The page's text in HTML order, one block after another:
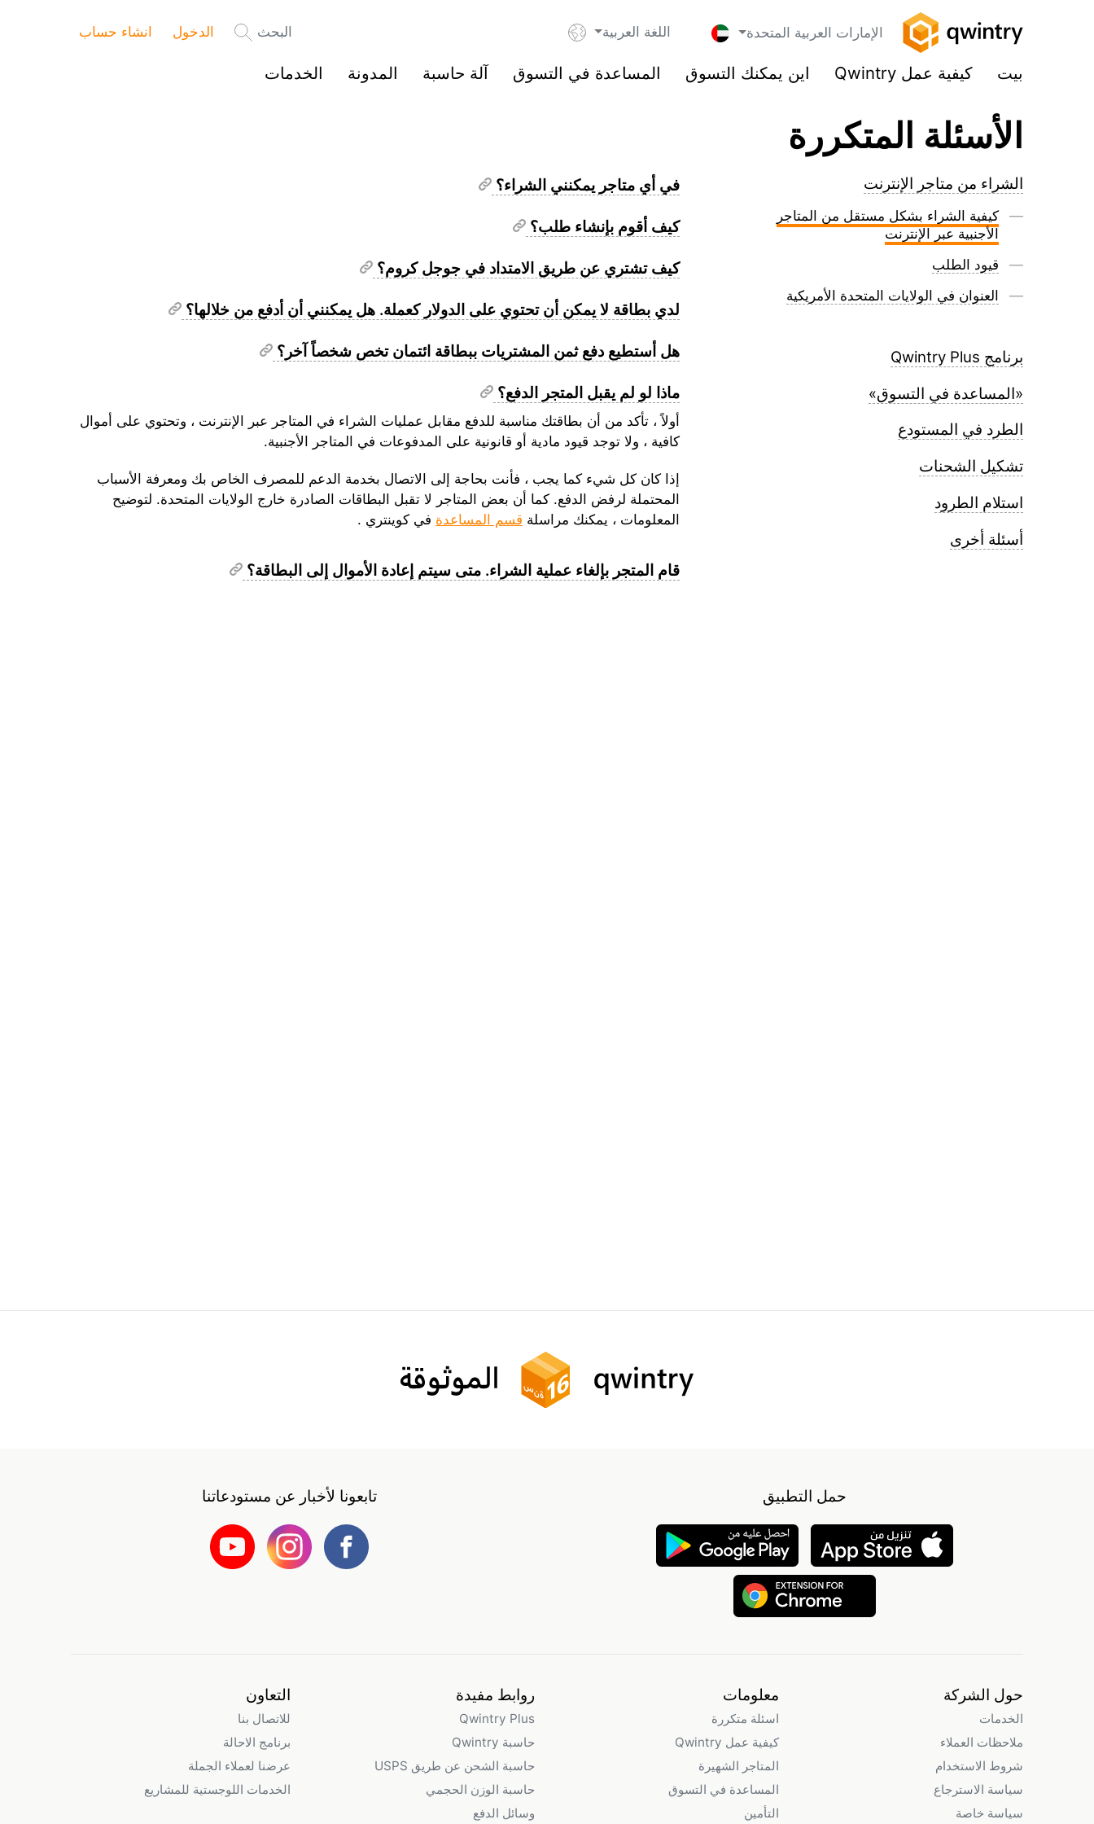
الإمارات العربية المتحدة اللغة العربية البحث الدخول انشاء حساب
بيت كيفية عمل Qwintry اين يمكنك التسوق المساعدة في التسوق آلة حاسبة المدونة الخدمات
الأسئلة المتكررة
الشراء من متاجر الإنترنت
كيفية الشراء بشكل مستقل من المتاجر
الأجنبية عبر الإنترنت
قيود الطلب
العنوان في الولايات المتحدة الأمريكية
برنامج Qwintry Plus
«المساعدة في التسوق»
الطرد في المستودع
تشكيل الشحنات
استلام الطرود
أسئلة أخرى
في أي متاجر یمكنني الشراء؟
كیف أقوم بإنشاء طلب؟
كيف تشتري عن طريق الامتداد في جوجل كروم؟
لدي بطاقة لا يمكن أن تحتوي على الدولار كعملة. هل يمكنني أن أدفع من خلالها؟
هل أستطيع دفع ثمن المشتريات ببطاقة ائتمان تخص شخصاً آخر؟
ماذا لو لم يقبل المتجر الدفع؟
أولاً ، تأكد من أن بطاقتك مناسبة للدفع مقابل عمليات الشراء في المتاجر عبر الإنترنت ، وتحتوي على أموال
كافية ، ولا توجد قيود مادية أو قانونية على المدفوعات في المتاجر الأجنبية.
إذا كان كل شيء كما يجب ، فأنت بحاجة إلى الاتصال بخدمة الدعم للمصرف الخاص بك ومعرفة الأسباب
المحتملة لرفض الدفع. كما أن بعض المتاجر لا تقبل البطاقات الصادرة خارج الولايات المتحدة. لتوضيح
المعلومات ، يمكنك مراسلة قسم المساعدة في كوينتري .
قام المتجر بإلغاء عملية الشراء. متى سيتم إعادة الأموال إلى البطاقة؟
حمل التطبيق تابعونا لأخبار عن مستودعاتنا
حول الشركة
الخدمات
ملاحظات العملاء
شروط الاستخدام
سياسة الاسترجاع
سياسة خاصة
معلومات
اسئلة متكررة
كيفية عمل Qwintry
المتاجر الشهيرة
المساعدة في التسوق
التأمين
روابط مفيدة
Qwintry Plus
حاسبة Qwintry
حاسبة الشحن عن طريق USPS
حاسبة الوزن الحجمي
وسائل الدفع
التعاون
للاتصال بنا
برنامج الاحالة
عرضنا لعملاء الجملة
الخدمات اللوجستية للمشاريع